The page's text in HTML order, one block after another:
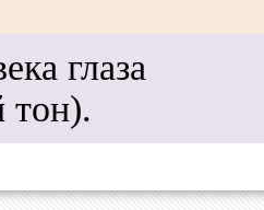
глаза
тон).